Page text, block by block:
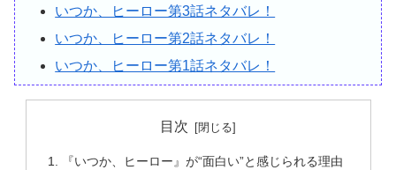
いつか、ヒーロー第3話ネタバレ！
いつか、ヒーロー第2話ネタバレ！
いつか、ヒーロー第1話ネタバレ！
目次
『いつか、ヒーロー』が“面白い”と感じられる理由